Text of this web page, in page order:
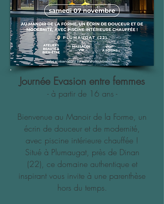
Journée Evasion entre femmes
- à partir de 16 ans -
Bienvenue au Manoir de la Forme, un
écrin de douceur et de modernité,
avec piscine intérieure chauffée !
Situé à Plumaugat, près de Dinan
(22), ce domaine authentique et
inspirant vous invite à une parenthèse
hors du temps.